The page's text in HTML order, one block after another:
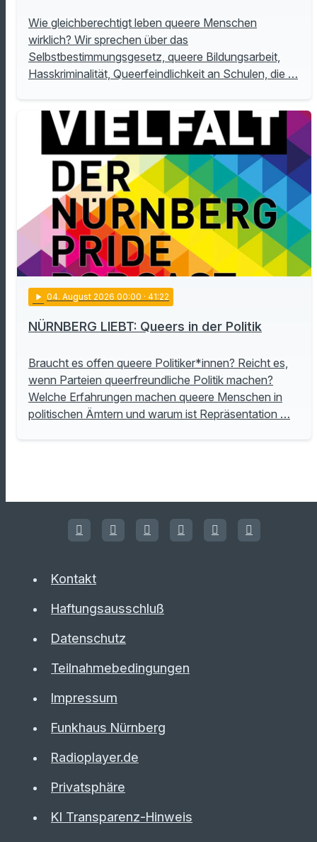
Wie gleichberechtigt leben queere Menschen
wirklich? Wir sprechen über das
Selbstbestimmungsgesetz, queere Bildungsarbeit,
Hasskriminalität, Queerfeindlichkeit an Schulen, die …
play_arrow 04. August 2026 00:00 · 41:22
NÜRNBERG LIEBT: Queers in der Politik
Braucht es offen queere Politiker*innen? Reicht es,
wenn Parteien queerfreundliche Politik machen?
Welche Erfahrungen machen queere Menschen in
politischen Ämtern und warum ist Repräsentation …
Kontakt
Haftungsausschluß
Datenschutz
Teilnahmebedingungen
Impressum
Funkhaus Nürnberg
Radioplayer.de
Privatsphäre
KI Transparenz-Hinweis